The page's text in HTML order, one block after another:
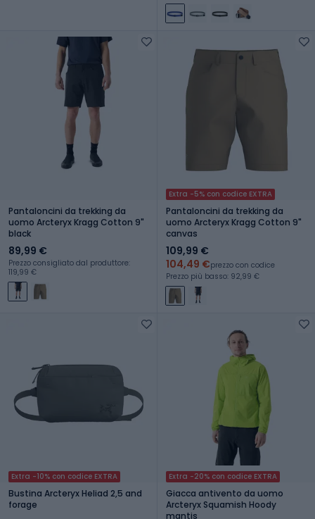
Pantaloncini da trekking da
uomo Arcteryx Kragg Cotton 9"
black
89,99 €
Prezzo consigliato dal produttore:
119,99 €
Extra -5% con codice EXTRA
Pantaloncini da trekking da
uomo Arcteryx Kragg Cotton 9"
canvas
109,99 €
104,49 €prezzo con codice
Prezzo più basso: 92,99 €
Extra -10% con codice EXTRA
Bustina Arcteryx Heliad 2,5 and
forage
Extra -20% con codice EXTRA
Giacca antivento da uomo
Arcteryx Squamish Hoody
mantis